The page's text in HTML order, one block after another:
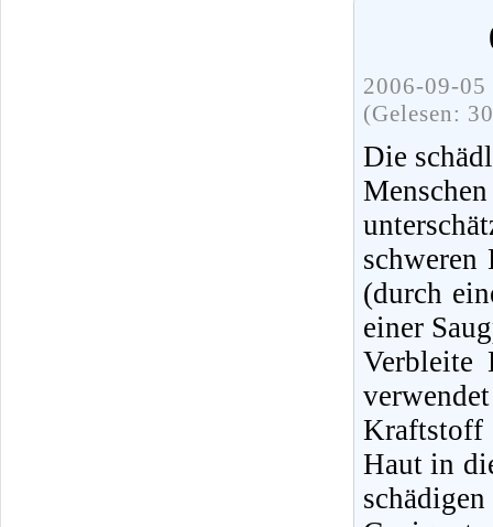
2006-09-
(Gelesen:
Die
(durch
einer
Verbleite
Haut in